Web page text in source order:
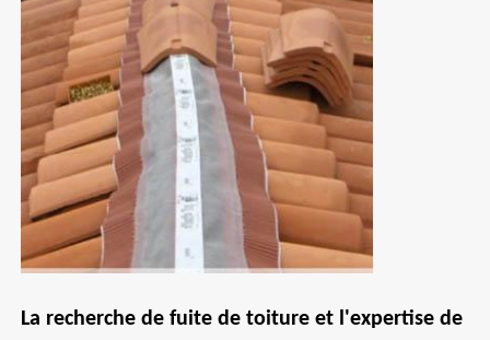
La recherche de fuite de toiture et l'expertise de